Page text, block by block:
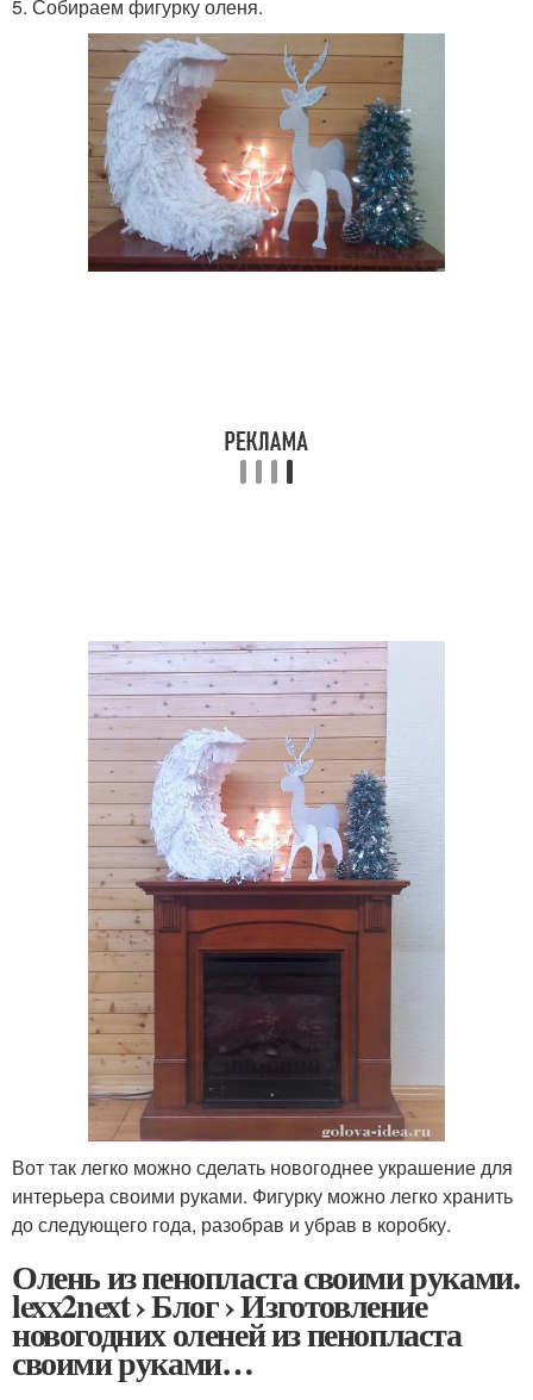
5. Собираем фигурку оленя.
Вот так легко можно сделать новогоднее украшение для
интерьера своими руками. Фигурку можно легко хранить
до следующего года, разобрав и убрав в коробку.
Олень из пенопласта своими руками.
lexx2next › Блог › Изготовление
новогодних оленей из пенопласта
своими руками…